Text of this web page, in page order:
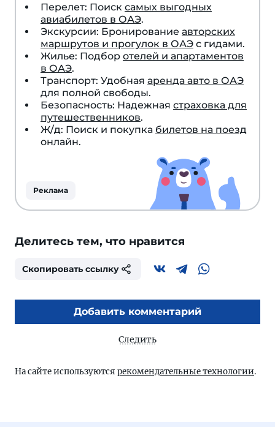
Перелет: Поиск самых выгодных
авиабилетов в ОАЭ.
Экскурсии: Бронирование авторских
маршрутов и прогулок в ОАЭ с гидами.
Жилье: Подбор отелей и апартаментов
в ОАЭ.
Транспорт: Удобная аренда авто в ОАЭ
для полной свободы.
Безопасность: Надежная страховка для
путешественников.
Ж/д: Поиск и покупка билетов на поезд
онлайн.
Реклама
Делитесь тем, что нравится
Скопировать ссылку
Добавить комментарий
Следить
На сайте используются рекомендательные технологии.